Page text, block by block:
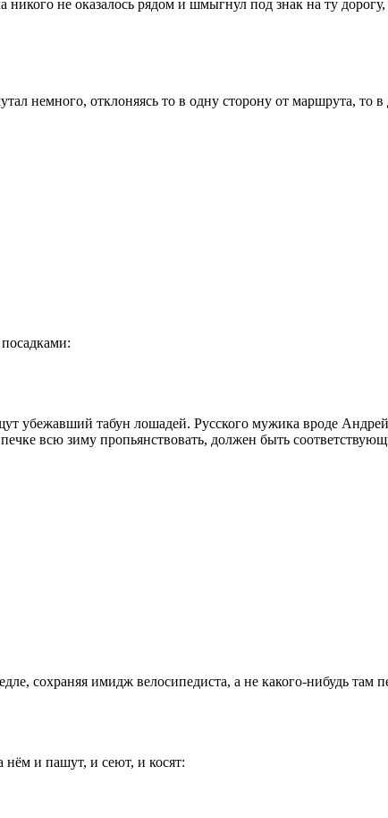
не оказалось рядом и шмыгнул под знак на ту
немного, отклоняясь то в одну сторону от маршрута, то в
табун лошадей. Русского мужика вроде Андрей
всю зиму пропьянствовать, должен быть
сохраняя имидж велосипедиста, а не какого-нибудь там
нём и пашут, и сеют, и косят: